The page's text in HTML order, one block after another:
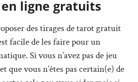
ligne gratuits
des tirages de tarot gratuit
facile de les faire pour un
Si vous n’avez pas de jeu
que vous n’êtes pas certain(e) de